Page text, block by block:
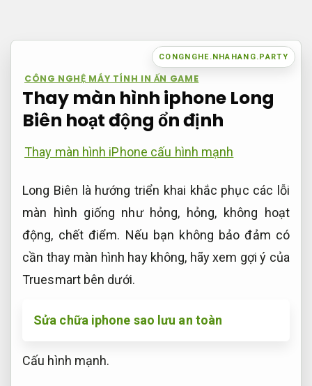
dung
CONGNGHE.NHAHANG.PARTY
CÔNG NGHỆ MÁY TÍNH IN ẤN GAME
Thay màn hình iphone Long
Biên hoạt động ổn định
Thay màn hình iPhone cấu hình mạnh
Long Biên là hướng triển khai khắc phục các lỗi
màn hình giống như hỏng, hỏng, không hoạt
động, chết điểm. Nếu bạn không bảo đảm có
cần thay màn hình hay không, hãy xem gợi ý của
Truesmart bên dưới.
Sửa chữa iphone sao lưu an toàn
Cấu hình mạnh.